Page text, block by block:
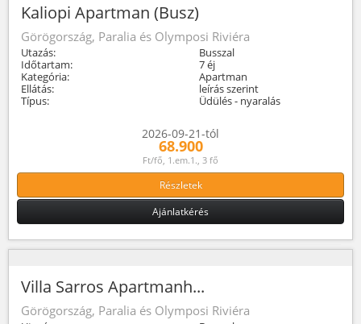
Kaliopi Apartman (Busz)
Görögország, Paralia és Olymposi Riviéra
Utazás:
Busszal
Időtartam:
7 éj
Kategória:
Apartman
Ellátás:
leírás szerint
Típus:
Üdülés - nyaralás
2026-09-21-tól
68.900
Ft/fő, 1.em.1., 3 fő
Részletek
Ajánlatkérés
Villa Sarros Apartmanh...
Görögország, Paralia és Olymposi Riviéra